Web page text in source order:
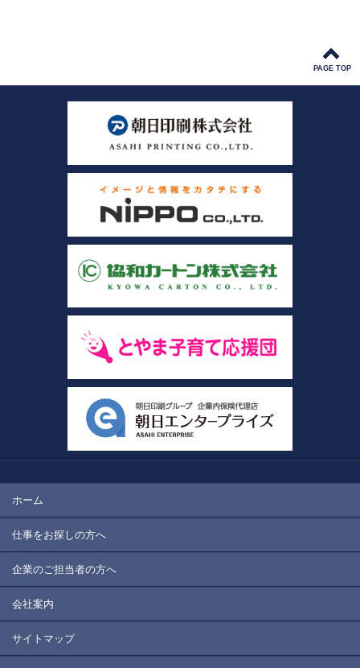
PAGE TOP
ホーム
仕事をお探しの方へ
企業のご担当者の方へ
会社案内
サイトマップ